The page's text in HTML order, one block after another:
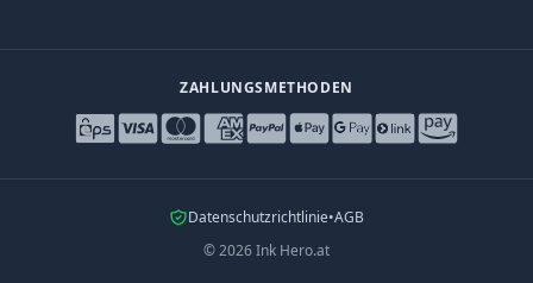
ZAHLUNGSMETHODEN
Datenschutzrichtlinie•AGB
©2026Ink Hero.at